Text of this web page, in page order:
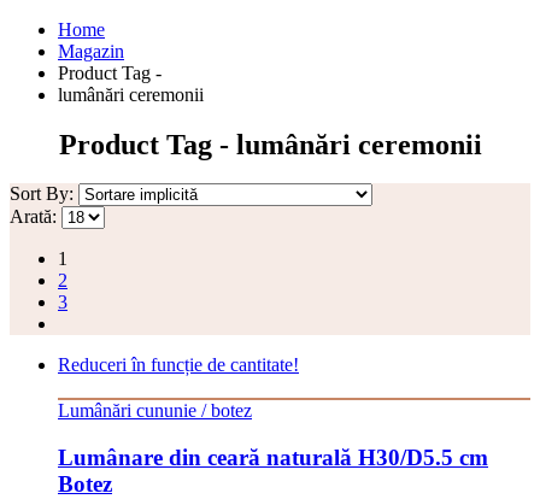
Home
Magazin
Product Tag -
lumânări ceremonii
Product Tag - lumânări ceremonii
Sort By:
Arată:
1
2
3
Reduceri în funcție de cantitate!
Lumânări cununie / botez
Lumânare din ceară naturală H30/D5.5 cm
Botez